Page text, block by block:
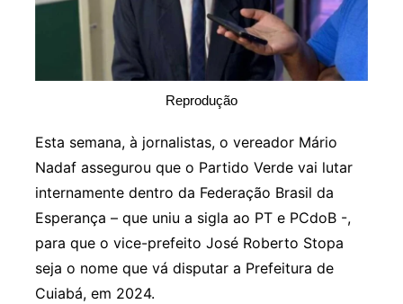
Reprodução
Esta semana, à jornalistas, o vereador Mário
Nadaf assegurou que o Partido Verde vai lutar
internamente dentro da Federação Brasil da
Esperança – que uniu a sigla ao PT e PCdoB -,
para que o vice-prefeito José Roberto Stopa
seja o nome que vá disputar a Prefeitura de
Cuiabá, em 2024.